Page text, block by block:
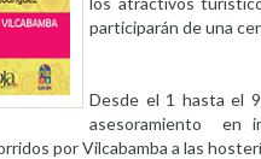
participarán de una
Desde el 1 hasta el
asesoramiento en
por Vilcabamba a las